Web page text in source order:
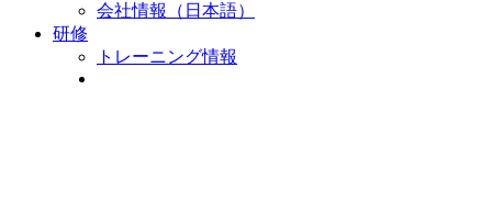
会社情報（日本語）
研修
トレーニング情報